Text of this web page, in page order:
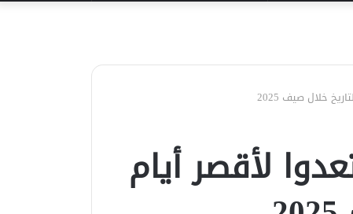
خلال صيف 2025
لأقصر أيام